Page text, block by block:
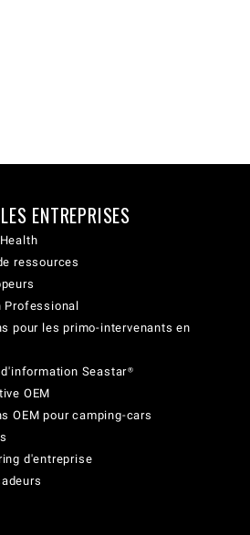
ENTREPRISES
ressources
Professional
pour les primo-intervenants en
Seastar®
OEM
OEM pour camping-cars
d'entreprise